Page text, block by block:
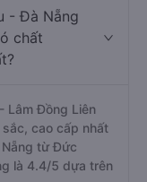
- Đà Nẵng
chất
Lâm Đồng Liên
cao cấp nhất
Nẵng từ Đức
là 4.4/5 dựa trên